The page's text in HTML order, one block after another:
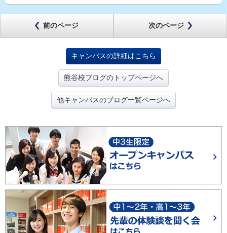
前のページ 次のページ
キャンパスの詳細はこちら
熊谷校ブログのトップページへ
他キャンパスのブログ一覧ページへ